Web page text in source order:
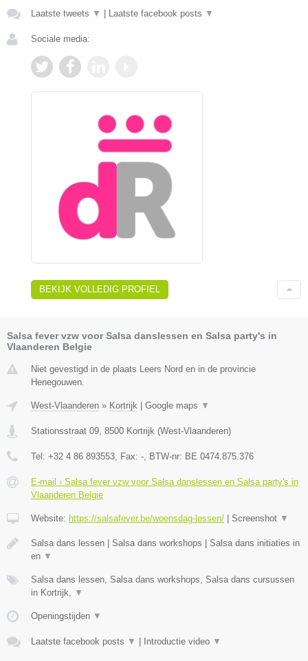
Laatste tweets ▼ Laatste facebook posts ▼
Sociale media:
BEKIJK VOLLEDIG PROFIEL
Salsa fever vzw voor Salsa danslessen en Salsa party's in
Vlaanderen Belgie
Niet gevestigd in de plaats Leers Nord en in de provincie
Henegouwen.
West-Vlaanderen » Kortrijk Google maps ▼
Stationsstraat 09, 8500 Kortrijk (West-Vlaanderen)
Tel: +32 4 86 893553, Fax: -, BTW-nr: BE 0474.875.376
E-mail › Salsa fever vzw voor Salsa danslessen en Salsa party's in
Vlaanderen Belgie
Website: https://salsafever.be/woensdag-lessen/ Screenshot ▼
Salsa dans lessen | Salsa dans workshops | Salsa dans initiaties in
en ▼
Salsa dans lessen, Salsa dans workshops, Salsa dans cursussen
in Kortrijk, ▼
Openingstijden ▼
Laatste facebook posts ▼ Introductie video ▼